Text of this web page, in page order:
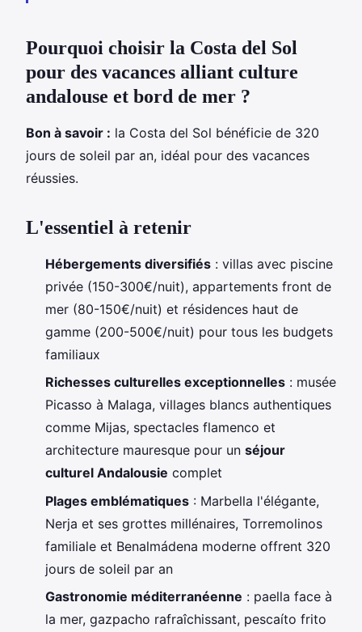
Pourquoi choisir la Costa del Sol
pour des vacances alliant culture
andalouse et bord de mer ?
Bon à savoir : la Costa del Sol bénéficie de 320
jours de soleil par an, idéal pour des vacances
réussies.
L'essentiel à retenir
Hébergements diversifiés : villas avec piscine
privée (150-300€/nuit), appartements front de
mer (80-150€/nuit) et résidences haut de
gamme (200-500€/nuit) pour tous les budgets
familiaux
Richesses culturelles exceptionnelles : musée
Picasso à Malaga, villages blancs authentiques
comme Mijas, spectacles flamenco et
architecture mauresque pour un séjour
culturel Andalousie complet
Plages emblématiques : Marbella l'élégante,
Nerja et ses grottes millénaires, Torremolinos
familiale et Benalmádena moderne offrent 320
jours de soleil par an
Gastronomie méditerranéenne : paella face à
la mer, gazpacho rafraîchissant, pescaíto frito